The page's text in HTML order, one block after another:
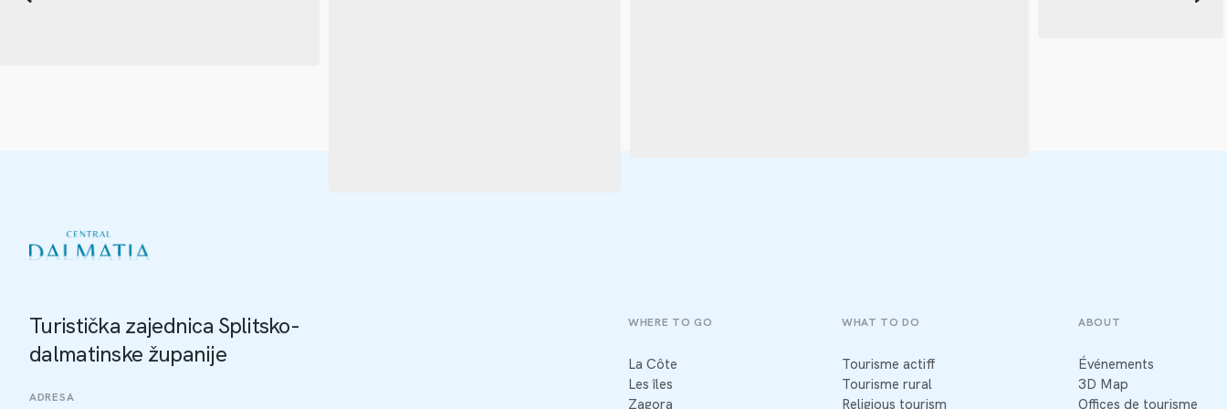
Turistička zajednica Splitsko-
dalmatinske županije
ADRESA
WHERE TO GO
La Côte
Les îles
Zagora
WHAT TO DO
Tourisme actiff
Tourisme rural
Religious tourism
ABOUT
Événements
3D Map
Offices de tourisme